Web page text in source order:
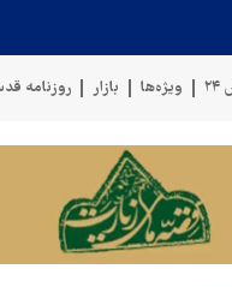
ویژه‌ها بازار روزنامه
سخنگوی نیروهای